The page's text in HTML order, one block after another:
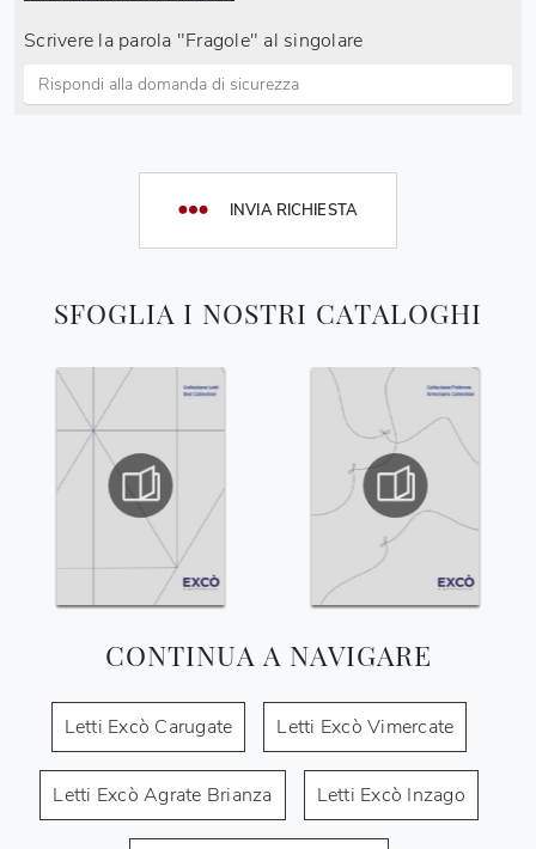
SFOGLIA I NOSTRI CATALOGHI
CONTINUA A NAVIGARE
Letti Excò Carugate Letti Excò Vimercate
Letti Excò Agrate Brianza Letti Excò Inzago
Scrivere la parola "Fragole" al singolare
INVIA RICHIESTA